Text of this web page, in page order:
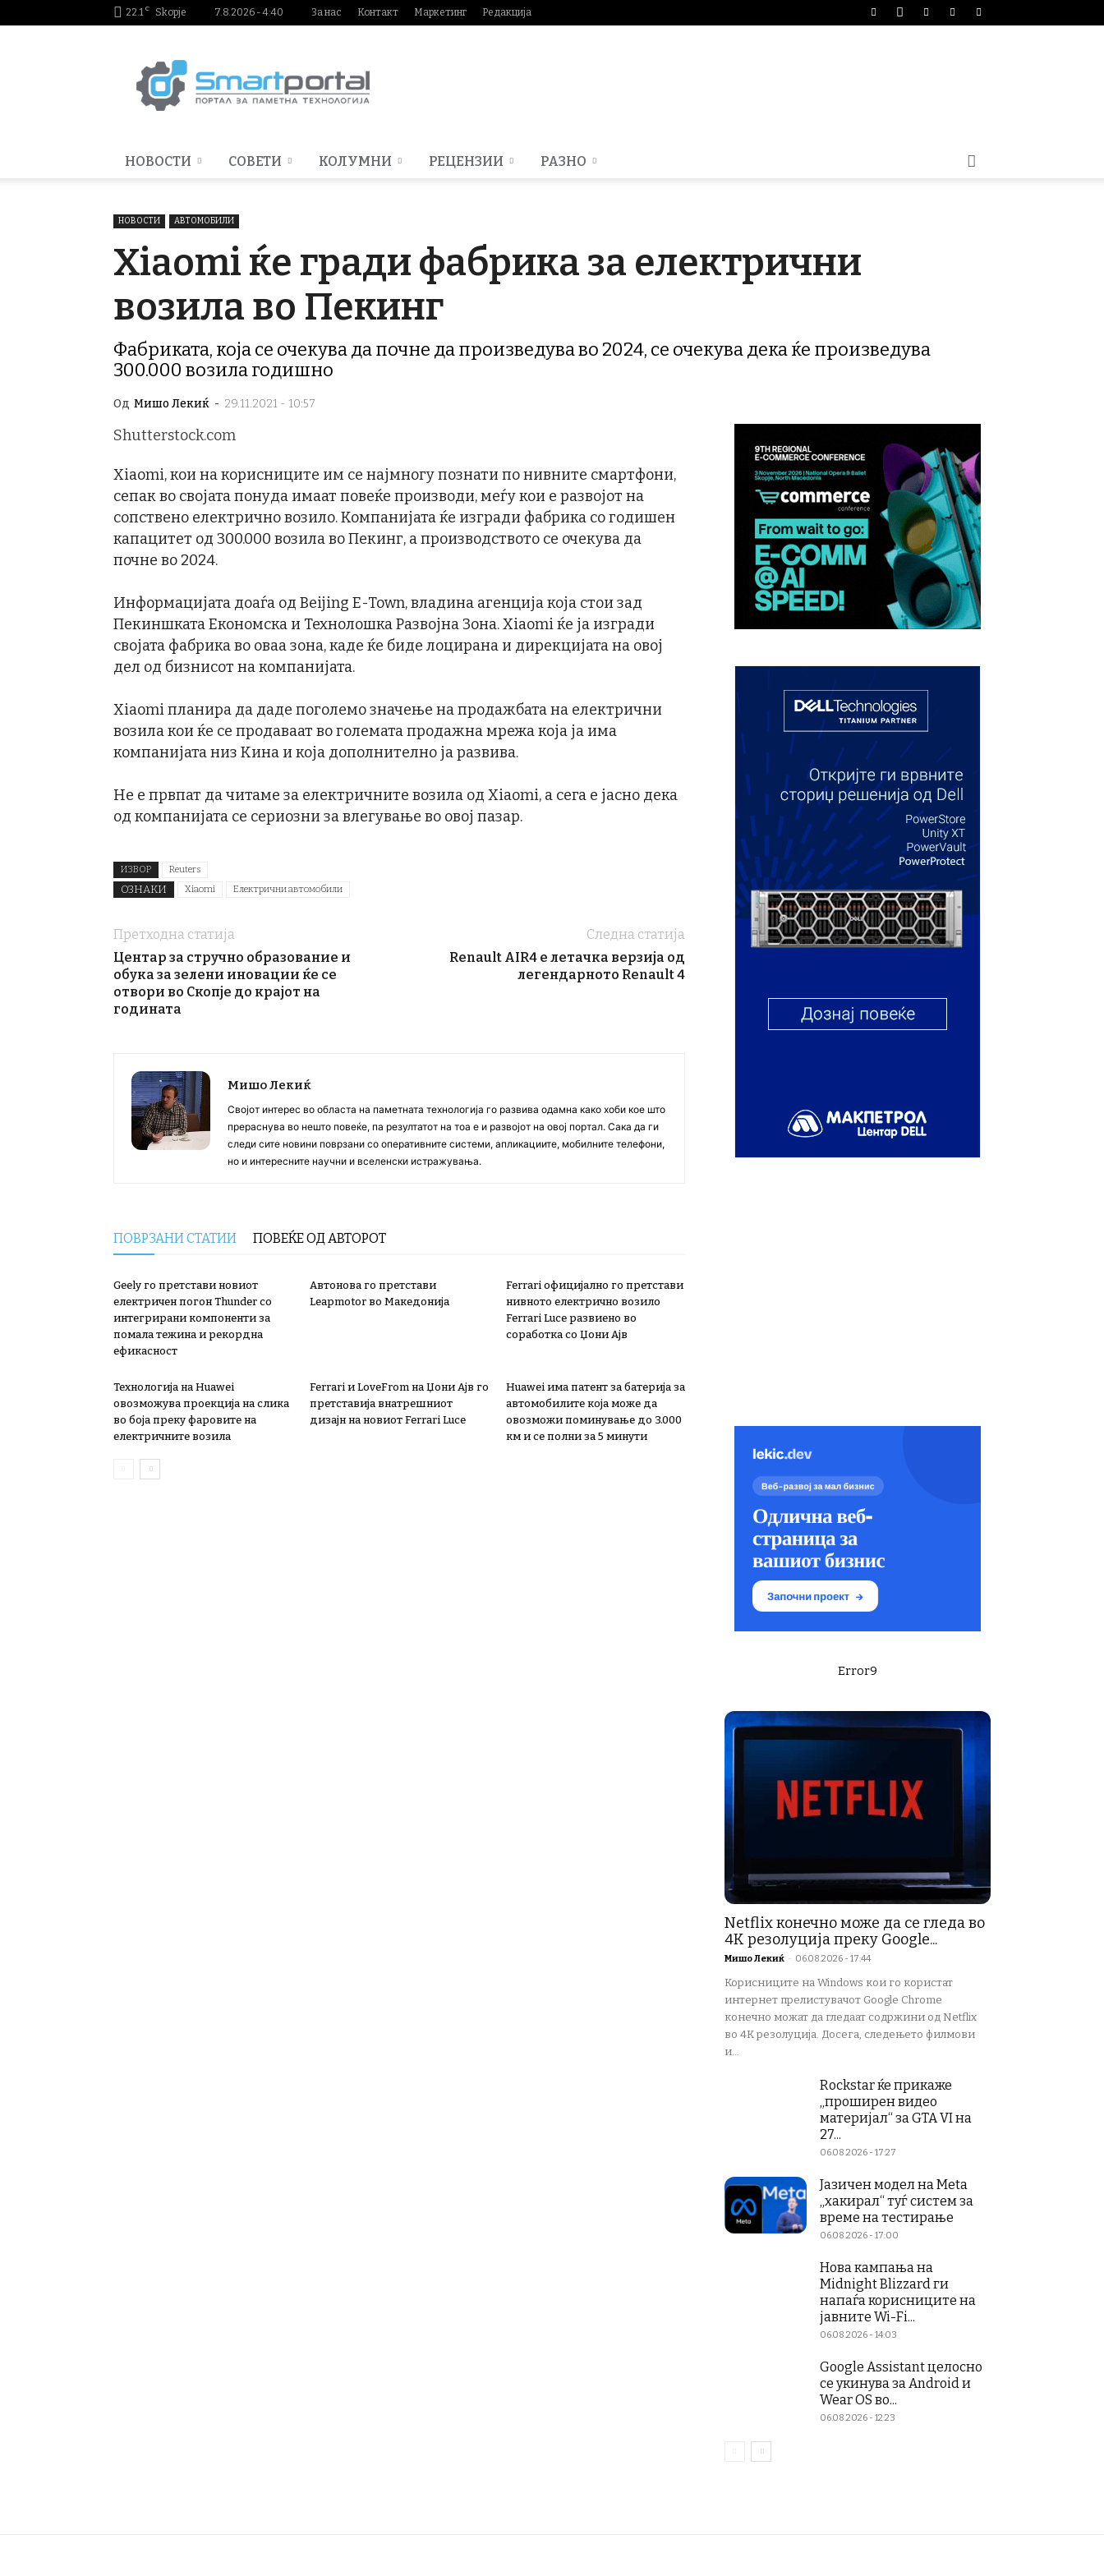
22.1 C Skopje 7.8.2026 - 4:40 За нас Контакт Маркетинг Редакција
НОВОСТИ СОВЕТИ КОЛУМНИ РЕЦЕНЗИИ РАЗНО
НОВОСТИ АВТОМОБИЛИ
Xiaomi ќе гради фабрика за електрични
возила во Пекинг
Фабриката, која се очекува да почне да произведува во 2024, се очекува дека ќе произведува
300.000 возила годишно
Од Мишо Лекиќ - 29.11.2021 - 10:57
Shutterstock.com
Xiaomi, кои на корисниците им се најмногу познати по нивните смартфони,
сепак во својата понуда имаат повеќе производи, меѓу кои е развојот на
сопствено електрично возило. Компанијата ќе изгради фабрика со годишен
капацитет од 300.000 возила во Пекинг, а производството се очекува да
почне во 2024.
Информацијата доаѓа од Beijing E-Town, владина агенција која стои зад
Пекиншката Економска и Технолошка Развојна Зона. Xiaomi ќе ја изгради
својата фабрика во оваа зона, каде ќе биде лоцирана и дирекцијата на овој
дел од бизнисот на компанијата.
Xiaomi планира да даде поголемо значење на продажбата на електрични
возила кои ќе се продаваат во големата продажна мрежа која ја има
компанијата низ Кина и која дополнително ја развива.
Не е првпат да читаме за електричните возила од Xiaomi, а сега е јасно дека
од компанијата се сериозни за влегување во овој пазар.
ИЗВОР Reuters
ОЗНАКИ Xiaomi Електрични автомобили
Претходна статија
Центар за стручно образование и
обука за зелени иновации ќе се
отвори во Скопје до крајот на
годината
Следна статија
Renault AIR4 е летaчка верзија од
легендарното Renault 4
Мишо Лекиќ
Својот интерес во областа на паметната технологија го развива одамна како хоби кое што
прераснува во нешто повеќе, па резултатот на тоа е и развојот на овој портал. Сака да ги
следи сите новини поврзани со оперативните системи, апликациите, мобилните телефони,
но и интересните научни и вселенски истражувања.
ПОВРЗАНИ СТАТИИ ПОВЕЌЕ ОД АВТОРОТ
Geely го претстави новиот
електричен погон Thunder со
интегрирани компоненти за
помала тежина и рекордна
ефикасност
Автонова го претстави
Leapmotor во Македонија
Ferrari официјално го претстави
нивното електрично возило
Ferrari Luce развиено во
соработка со Џони Ајв
Технологија на Huawei
овозможува проекција на слика
во боја преку фаровите на
електричните возила
Ferrari и LoveFrom на Џони Ајв го
претставија внатрешниот
дизајн на новиот Ferrari Luce
Huawei има патент за батерија за
автомобилите која може да
овозможи поминување до 3.000
км и се полни за 5 минути
Error9
Netflix конечно може да се гледа во
4K резолуција преку Google...
Мишо Лекиќ - 06.08.2026 - 17:44
Корисниците на Windows кои го користат
интернет прелистувачот Google Chrome
конечно можат да гледаат содржини од Netflix
во 4K резолуција. Досега, следењето филмови
и...
Rockstar ќе прикаже
„проширен видео
материјал“ за GTA VI на
27...
06.08.2026 - 17:27
Јазичен модел на Meta
„хакирал“ туѓ систем за
време на тестирање
06.08.2026 - 17:00
Нова кампања на
Midnight Blizzard ги
напаѓа корисниците на
јавните Wi-Fi...
06.08.2026 - 14:03
Google Assistant целосно
се укинува за Android и
Wear OS во...
06.08.2026 - 12:23